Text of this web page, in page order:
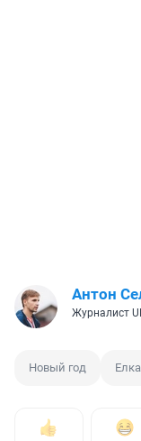
Антон
Журналист
Новый год Елка